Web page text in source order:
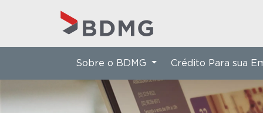
Sobre o BDMG Crédito Para sua